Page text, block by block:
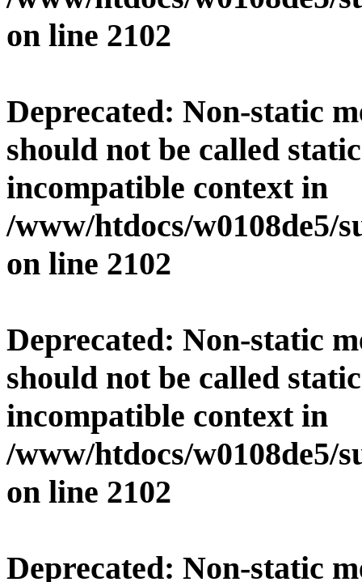
on line 2102
Deprecated: Non-static
should not be called
incompatible context in
/www/htdocs/w0108de5/
on line 2102
Deprecated: Non-static
should not be called
incompatible context in
/www/htdocs/w0108de5/
on line 2102
Deprecated: Non-static